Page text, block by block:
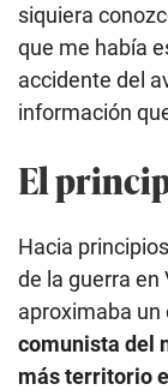
siquiera
que me había
accidente del
información
El
Hacia
de la guerra en
aproximaba un
comunista del
más territorio